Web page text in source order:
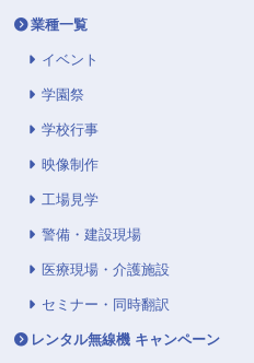
業種一覧
イベント
学園祭
学校行事
映像制作
工場見学
警備・建設現場
医療現場・介護施設
セミナー・同時翻訳
レンタル無線機 キャンペーン